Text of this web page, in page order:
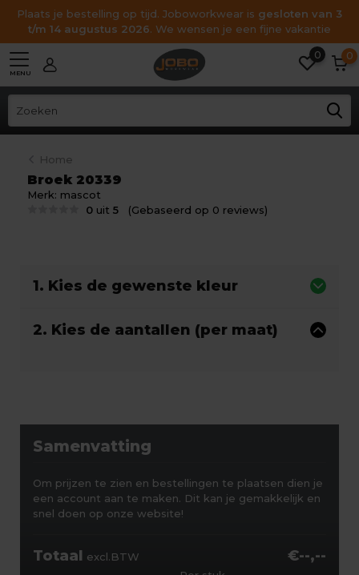
Plaats je bestelling op tijd. Joboworkwear is gesloten van 3
t/m 14 augustus 2026. We wensen je een fijne vakantie
MENU
0 0
Home
Broek 20339
Merk: mascot
0 uit5 (Gebaseerd op 0 reviews)
1. Kies de gewenste kleur
2. Kies de aantallen (per maat)
Samenvatting
Om prijzen te zien en bestellingen te plaatsen dien je
een account aan te maken. Dit kan je gemakkelijk en
snel doen op onze website!
Totaal excl.BTW €--,--